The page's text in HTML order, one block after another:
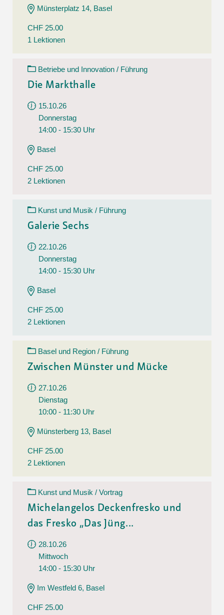
Münsterplatz 14, Basel
CHF 25.00
1 Lektionen
Betriebe und Innovation / Führung
Die Markthalle
15.10.26
Donnerstag
14:00 - 15:30 Uhr
Basel
CHF 25.00
2 Lektionen
Kunst und Musik / Führung
Galerie Sechs
22.10.26
Donnerstag
14:00 - 15:30 Uhr
Basel
CHF 25.00
2 Lektionen
Basel und Region / Führung
Zwischen Münster und Mücke
27.10.26
Dienstag
10:00 - 11:30 Uhr
Münsterberg 13, Basel
CHF 25.00
2 Lektionen
Kunst und Musik / Vortrag
Michelangelos Deckenfresko und
das Fresko „Das Jüng...
28.10.26
Mittwoch
14:00 - 15:30 Uhr
Im Westfeld 6, Basel
CHF 25.00